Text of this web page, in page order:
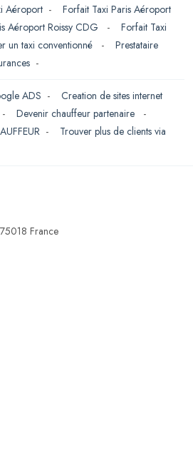
Aéroport - Forfait Taxi Paris Aéroport
Aéroport Roissy CDG - Forfait Taxi
un taxi conventionné - Prestataire
-
ADS - Creation de sites internet
- Devenir chauffeur partenaire
-
- Trouver plus de clients via
France